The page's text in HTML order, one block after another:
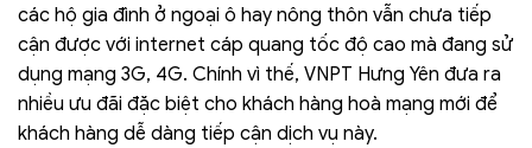
các hộ gia đình ở ngoại ô hay nông thôn vẫn chưa tiếp
cận được với internet cáp quang tốc độ cao mà đang sử
dụng mạng 3G, 4G. Chính vì thế, VNPT Hưng Yên đưa ra
nhiều ưu đãi đặc biệt cho khách hàng hoà mạng mới để
khách hàng dễ dàng tiếp cận dịch vụ này.